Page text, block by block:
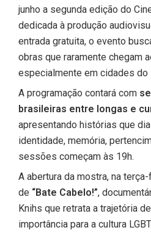
junho a segunda edição do
dedicada à produção
entrada gratuita, o evento
obras que raramente chegam
especialmente em cidades do
A programação contará com
brasileiras entre longas e
apresentando histórias que
identidade, memória,
sessões começam às 19h.
A abertura da mostra, na
de “Bate Cabelo!”,
Knihs que retrata a trajetória
importância para a cultura